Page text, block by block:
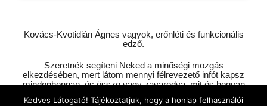
Kovács-Kvotidián Ágnes vagyok, erőnléti és funkcionális
edző.
Szeretnék segíteni Neked a minőségi mozgás
elkezdésében, mert látom mennyi félrevezető infót kapsz
mindenhonnan, és össze vagy zavarodva, mit és hogyan
Kedves Látogató! Tájékoztatjuk, hogy a honlap felhasználói